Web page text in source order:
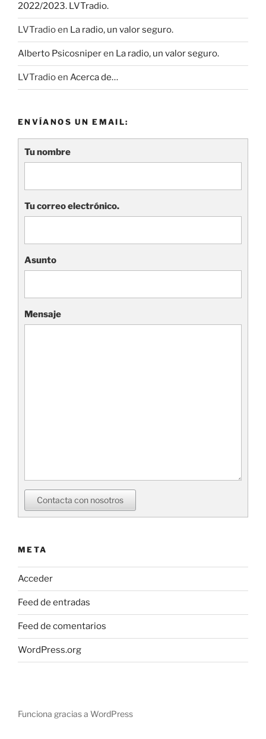
2022/2023. LVTradio.
LVTradioen La radio, un valor seguro.
Alberto Psicosniperen La radio, un valor seguro.
LVTradioen Acerca de…
ENVÍANOS UN EMAIL:
Tu nombre
Tu correo electrónico.
Asunto
Mensaje
Contacta con nosotros
META
Acceder
Feed de entradas
Feed de comentarios
WordPress.org
Funciona gracias a WordPress